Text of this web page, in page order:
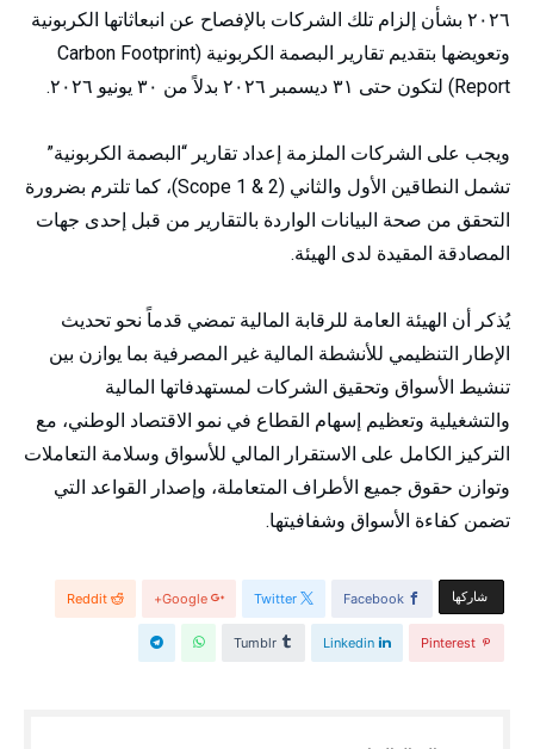
٢٠٢٦ بشأن إلزام تلك الشركات بالإفصاح عن انبعاثاتها الكربونية
وتعويضها بتقديم تقارير البصمة الكربونية (Carbon Footprint
Report) لتكون حتى ٣١ ديسمبر ٢٠٢٦ بدلاً من ٣٠ يونيو ٢٠٢٦.
ويجب على الشركات الملزمة إعداد تقارير “البصمة الكربونية”
تشمل النطاقين الأول والثاني (Scope 1 & 2)، كما تلترم بضرورة
التحقق من صحة البيانات الواردة بالتقارير من قبل إحدى جهات
المصادقة المقيدة لدى الهيئة.
يُذكر أن الهيئة العامة للرقابة المالية تمضي قدماً نحو تحديث
الإطار التنظيمي للأنشطة المالية غير المصرفية بما يوازن بين
تنشيط الأسواق وتحقيق الشركات لمستهدفاتها المالية
والتشغيلية وتعظيم إسهام القطاع في نمو الاقتصاد الوطني، مع
التركيز الكامل على الاستقرار المالي للأسواق وسلامة التعاملات
وتوازن حقوق جميع الأطراف المتعاملة، وإصدار القواعد التي
تضمن كفاءة الأسواق وشفافيتها.
‫‫ شاركها‬ Facebook
Twitter
Google+
Reddit
Pinterest
Linkedin
Tumblr